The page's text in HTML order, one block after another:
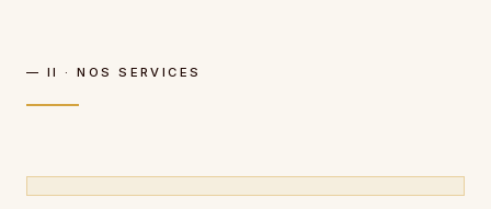
— II · NOS SERVICES